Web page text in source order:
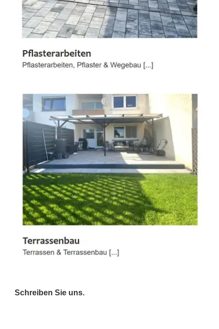
Schreiben Sie uns.